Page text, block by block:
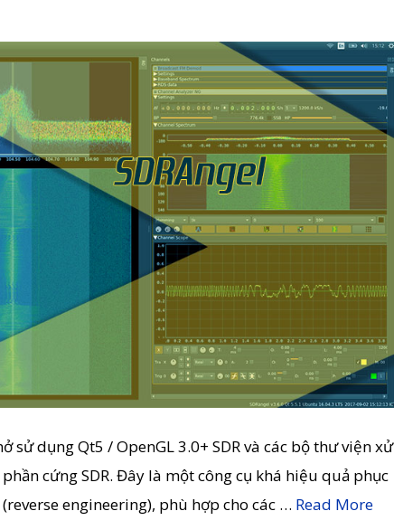
sử dụng Qt5 / OpenGL 3.0+ SDR và các bộ thư viện xử
cứng SDR. Đây là một công cụ khá hiệu quả phục
engineering), phù hợp cho các … Read More